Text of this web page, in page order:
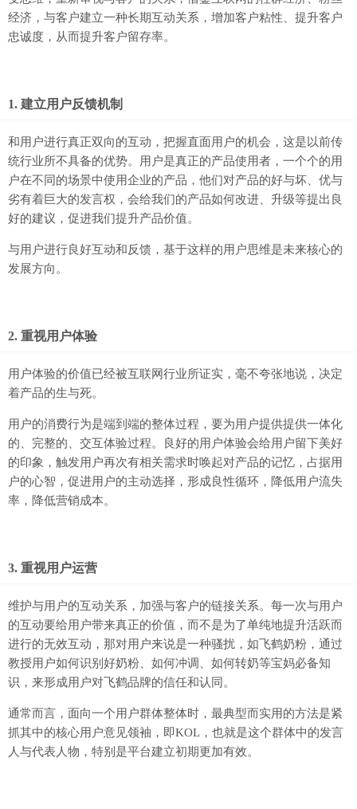
经济，与客户建立一种长期互动关系，增加客户粘性、提升客户
忠诚度，从而提升客户留存率。
1. 建立用户反馈机制
和用户进行真正双向的互动，把握直面用户的机会，这是以前传
统行业所不具备的优势。用户是真正的产品使用者，一个个的用
户在不同的场景中使用企业的产品，他们对产品的好与坏、优与
劣有着巨大的发言权，会给我们的产品如何改进、升级等提出良
好的建议，促进我们提升产品价值。
与用户进行良好互动和反馈，基于这样的用户思维是未来核心的
发展方向。
2. 重视用户体验
用户体验的价值已经被互联网行业所证实，毫不夸张地说，决定
着产品的生与死。
用户的消费行为是端到端的整体过程，要为用户提供提供一体化
的、完整的、交互体验过程。良好的用户体验会给用户留下美好
的印象，触发用户再次有相关需求时唤起对产品的记忆，占据用
户的心智，促进用户的主动选择，形成良性循环，降低用户流失
率，降低营销成本。
3. 重视用户运营
维护与用户的互动关系，加强与客户的链接关系。每一次与用户
的互动要给用户带来真正的价值，而不是为了单纯地提升活跃而
进行的无效互动，那对用户来说是一种骚扰，如飞鹤奶粉，通过
教授用户如何识别好奶粉、如何冲调、如何转奶等宝妈必备知
识，来形成用户对飞鹤品牌的信任和认同。
通常而言，面向一个用户群体整体时，最典型而实用的方法是紧
抓其中的核心用户意见领袖，即KOL，也就是这个群体中的发言
人与代表人物，特别是平台建立初期更加有效。